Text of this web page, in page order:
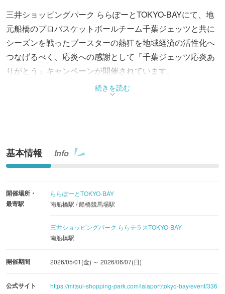
三井ショッピングパーク ららぽーとTOKYO-BAYにて、地
元船橋のプロバスケットボールチーム千葉ジェッツと共に
シーズンを戦ったブースターの熱狂を地域経済の活性化へ
つなげるべく、応炎への感謝として「千葉ジェッツ応炎あ
りがとう」キャンペーンが開催されています。
期間中は、三井ショッピングパークポイントの山分けやプ
ーズン報告会」(抽選販売)も開催される予定です。
・選手4名による千葉ジェッツシーズン報告会 期間：5月
31日(日) 15:00予定(抽選販売)
・フライトクルーチアリーダーズ STAR JETS報告会 期
間：5月31日(日) 13:00予定
間：5月1日(金)～6月7日(日)
(1)スペシャル応炎特典(①三井ショッピングパークポイン
続きを読む
基本情報 Info
開催場所・
最寄駅
ららぽーとTOKYO-BAY
南船橋駅 / 船橋競馬場駅
三井ショッピングパーク ららテラスTOKYO-BAY
南船橋駅
開催期間 2026/05/01(金) ～ 2026/06/07(日)
公式サイト
https://mitsui-shopping-park.com/lalaport/tokyo-bay/event/336